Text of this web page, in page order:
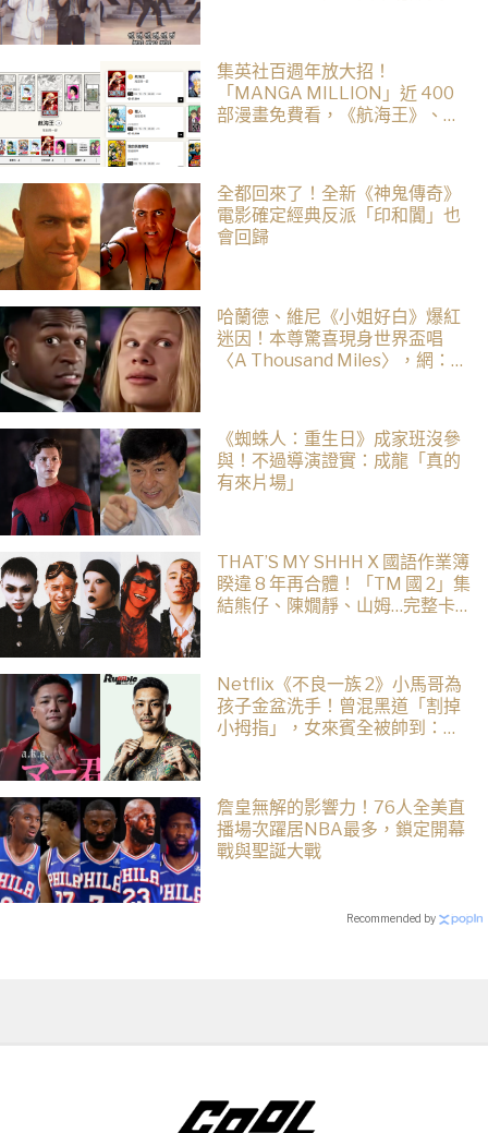
集英社百週年放大招！
「MANGA MILLION」近 400
部漫畫免費看，《航海王》、
全都回來了！全新《神鬼傳奇》
電影確定經典反派「印和闐」也
會回歸
哈蘭德、維尼《小姐好白》爆紅
迷因！本尊驚喜現身世界盃唱
〈A Thousand Miles〉，網：文
《蜘蛛人：重生日》成家班沒參
與！不過導演證實：成龍「真的
有來片場」
THAT’S MY SHHH X 國語作業簿
睽違 8 年再合體！「TM 國 2」集
結熊仔、陳嫺靜、山姆…完整卡
Netflix《不良一族 2》小馬哥為
孩子金盆洗手！曾混黑道「割掉
小拇指」，女來賓全被帥到：超
詹皇無解的影響力！76人全美直
播場次躍居NBA最多，鎖定開幕
戰與聖誕大戰
Recommended by